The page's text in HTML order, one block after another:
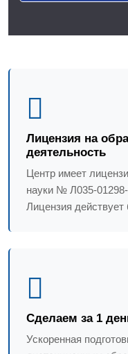
Лицензия на
деятельность
Центр имеет
науки № Л035-01298-
Лицензия действует
Сделаем за 1
Ускоренная